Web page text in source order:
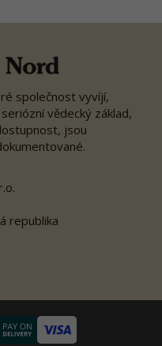
společnost vyvíjí,
vědecký základ,
jsou
republika